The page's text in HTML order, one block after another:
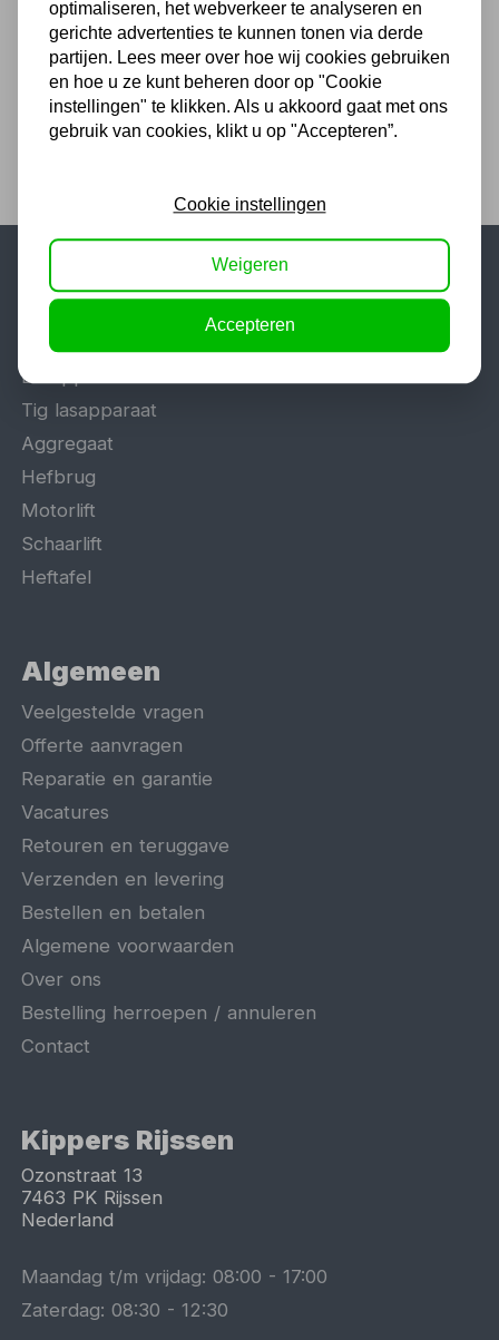
94,99
78,50 excl. BTW
Populaire categorieën
Werkplaatsinrichting
Lasapparaat
Tig lasapparaat
Aggregaat
Hefbrug
Motorlift
Schaarlift
Heftafel
Algemeen
Veelgestelde vragen
Offerte aanvragen
Reparatie en garantie
Vacatures
Retouren en teruggave
Verzenden en levering
Bestellen en betalen
Algemene voorwaarden
Over ons
Bestelling herroepen / annuleren
Contact
Kippers Rijssen
Ozonstraat 13
7463 PK Rijssen
Nederland
Maandag t/m vrijdag:08:00 -17:00
Zaterdag:08:30 -12:30
optimaliseren, het webverkeer te analyseren en
gerichte advertenties te kunnen tonen via derde
partijen. Lees meer over hoe wij cookies gebruiken
en hoe u ze kunt beheren door op "Cookie
instellingen" te klikken. Als u akkoord gaat met ons
gebruik van cookies, klikt u op "Accepteren”.
Cookie instellingen
Weigeren
Accepteren